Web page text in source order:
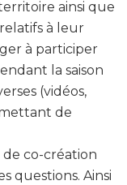
ainsi que
à leur
à participer
la saison
(vidéos,
de
co-création
questions. Ainsi